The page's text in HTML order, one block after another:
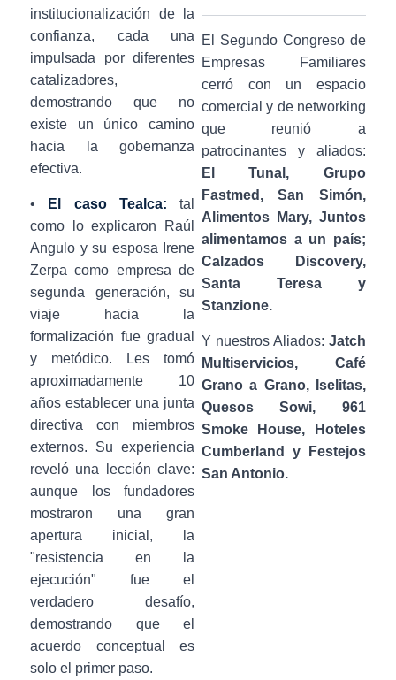
institucionalización de la
confianza, cada una
impulsada por diferentes
catalizadores,
demostrando que no
existe un único camino
hacia la gobernanza
efectiva.
• El caso Tealca: tal
como lo explicaron Raúl
Angulo y su esposa Irene
Zerpa como empresa de
segunda generación, su
viaje hacia la
formalización fue gradual
y metódico. Les tomó
aproximadamente 10
años establecer una junta
directiva con miembros
externos. Su experiencia
reveló una lección clave:
aunque los fundadores
mostraron una gran
apertura inicial, la
"resistencia en la
ejecución" fue el
verdadero desafío,
demostrando que el
acuerdo conceptual es
solo el primer paso.
El Segundo Congreso de
Empresas Familiares
cerró con un espacio
comercial y de networking
que reunió a
patrocinantes y aliados:
El Tunal, Grupo
Fastmed, San Simón,
Alimentos Mary, Juntos
alimentamos a un país;
Calzados Discovery,
Santa Teresa y
Stanzione.
Y nuestros Aliados: Jatch
Multiservicios, Café
Grano a Grano, Iselitas,
Quesos Sowi, 961
Smoke House, Hoteles
Cumberland y Festejos
San Antonio.